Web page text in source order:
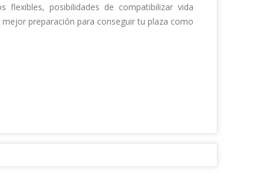
flexibles, posibilidades de compatibilizar vida
preparación para conseguir tu plaza como